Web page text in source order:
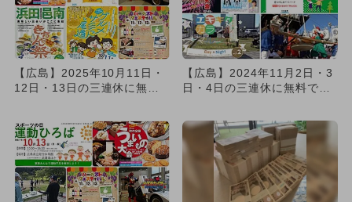
【広島】2025年10月11日・
12日・13日の三連休に無料
【広島】2024年11月2日・3
日・4日の三連休に無料で楽